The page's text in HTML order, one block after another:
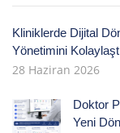
Kliniklerde Dijital
Yönetimini
28 Haziran 2026
Doktor
Yeni